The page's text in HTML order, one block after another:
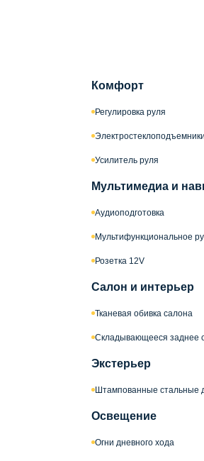
Комфорт
Регулировка руля
Усилитель руля
Мультимедиа и
Аудиоподготовка
Мультифункциональное
Розетка 12V
Салон и интерьер
Тканевая обивка салона
Складывающееся заднее
Экстерьер
Штампованные стальные
Освещение
Огни дневного хода